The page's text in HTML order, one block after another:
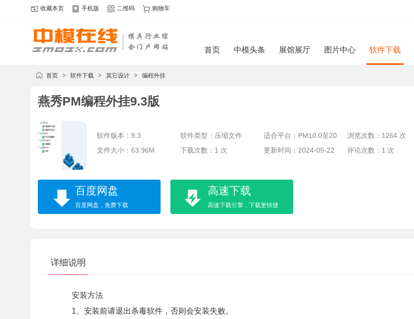
收藏本页 手机版 二维码 购物车
首页 中模头条 展馆展厅 图片中心 软件下载
首页 > 软件下载 > 其它设计 > 编程外挂
燕秀PM编程外挂9.3版
软件版本：9.3 软件类型：压缩文件
适合平台：PM10.0至20
24
浏览次数：1264 次
文件大小：63.96M
下载次数：1 次 更新时间：2024-05-22 评论次数：1 次
百度网盘
百度网盘，免费下载
高速下载
高速下载引擎，下载更快捷
详细说明
安装方法
1、安装前请退出杀毒软件，否则会安装失败。